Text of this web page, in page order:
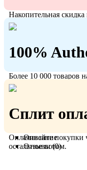
Накопительная
кто с нами!
100%
Более 10 000
Польша, Германия.
Сплит
Оплачивайте покупки
остальное потом.
Описание
Отзывы (0)